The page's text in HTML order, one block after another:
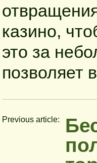
казино,
это за
позволяет
Previous article: